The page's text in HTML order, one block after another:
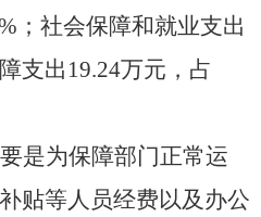
； 社会保障和就业支出
支出 19.24万元， 占
是为保障部门正常运
贴等人员经费以及办公